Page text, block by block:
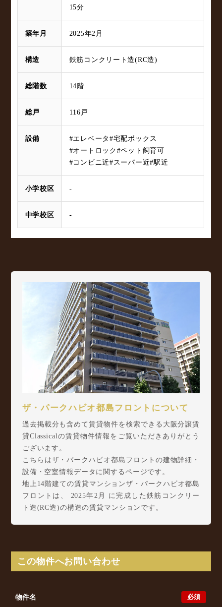
15分
築年月 2025年2月
構造 鉄筋コンクリート造(RC造)
総階数 14階
総戸 116戸
設備 #エレベータ#宅配ボックス
#オートロック#ペット飼育可
#コンビニ近#スーパー近#駅近
小学校区 -
中学校区 -
ザ・パークハビオ都島フロントについて
過去掲載分も含めて賃貸物件を検索できる大阪分譲賃
貸Classicalの賃貸物件情報をご覧いただきありがとう
ございます。
こちらはザ・パークハビオ都島フロントの建物詳細・
設備・空室情報データに関するページです。
地上14階建ての賃貸マンションザ・パークハビオ都島
フロントは、 2025年2月 に完成した鉄筋コンクリー
ト造(RC造)の構造の賃貸マンションです。
江内代駅 徒歩15分 からアクセスが可能となっており
ます。
確認をはじめ、都島北通1丁目1-1周辺エリアで賃貸物
件・マンションをお探しでしたら、ぜひ大阪分譲賃貸
この物件へお問い合わせ
必須
物件名